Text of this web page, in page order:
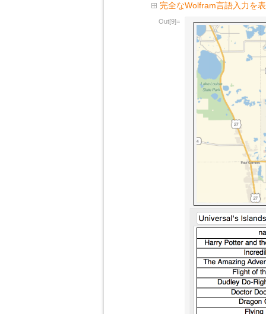
完全なWolfram言語入力を
Out[9]=